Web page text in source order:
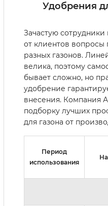
Удобрения
Зачастую
от клиентов
разных газонов.
велика, поэтому
бывает сложно, но
удобрение
внесения. Компания
подборку лучших
для газона от
Период
использования